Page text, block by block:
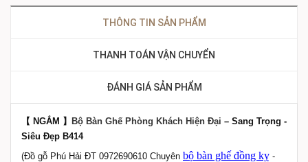
THÔNG TIN SẢN PHẨM
THANH TOÁN VẬN CHUYỂN
ĐÁNH GIÁ SẢN PHẨM
【 NGẮM 】 Bộ Bàn Ghế Phòng Khách Hiện Đại – Sang Trọng -
Siêu Đẹp B414
(Đồ gỗ Phú Hải ĐT 0972690610 Chuyên bộ bàn ghế đồng kỵ -